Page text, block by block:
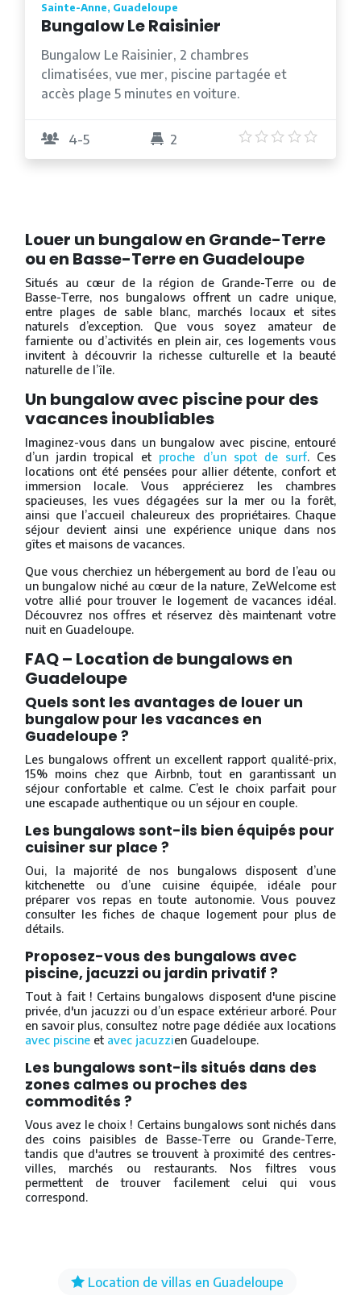
Sainte-Anne, Guadeloupe
Bungalow Le Raisinier
Bungalow Le Raisinier, 2 chambres
climatisées, vue mer, piscine partagée et
accès plage 5 minutes en voiture.
4-5 2
Louer un bungalow en Grande-Terre
ou en Basse-Terre en Guadeloupe
Situés au cœur de la région de Grande-Terre ou de
Basse-Terre, nos bungalows offrent un cadre unique,
entre plages de sable blanc, marchés locaux et sites
naturels d’exception. Que vous soyez amateur de
farniente ou d’activités en plein air, ces logements vous
invitent à découvrir la richesse culturelle et la beauté
naturelle de l’île.
Un bungalow avec piscine pour des
vacances inoubliables
Imaginez-vous dans un bungalow avec piscine, entouré
d’un jardin tropical et proche d’un spot de surf. Ces
locations ont été pensées pour allier détente, confort et
immersion locale. Vous apprécierez les chambres
spacieuses, les vues dégagées sur la mer ou la forêt,
ainsi que l’accueil chaleureux des propriétaires. Chaque
séjour devient ainsi une expérience unique dans nos
gîtes et maisons de vacances.
Que vous cherchiez un hébergement au bord de l’eau ou
un bungalow niché au cœur de la nature, ZeWelcome est
votre allié pour trouver le logement de vacances idéal.
Découvrez nos offres et réservez dès maintenant votre
nuit en Guadeloupe.
FAQ – Location de bungalows en
Guadeloupe
Quels sont les avantages de louer un
bungalow pour les vacances en
Guadeloupe ?
Les bungalows offrent un excellent rapport qualité-prix,
15% moins chez que Airbnb, tout en garantissant un
séjour confortable et calme. C’est le choix parfait pour
une escapade authentique ou un séjour en couple.
Les bungalows sont-ils bien équipés pour
cuisiner sur place ?
Oui, la majorité de nos bungalows disposent d’une
kitchenette ou d’une cuisine équipée, idéale pour
préparer vos repas en toute autonomie. Vous pouvez
consulter les fiches de chaque logement pour plus de
détails.
Proposez-vous des bungalows avec
piscine, jacuzzi ou jardin privatif ?
Tout à fait ! Certains bungalows disposent d'une piscine
privée, d'un jacuzzi ou d’un espace extérieur arboré. Pour
en savoir plus, consultez notre page dédiée aux locations
avec piscine et avec jacuzzien Guadeloupe.
Les bungalows sont-ils situés dans des
zones calmes ou proches des
commodités ?
Vous avez le choix ! Certains bungalows sont nichés dans
des coins paisibles de Basse-Terre ou Grande-Terre,
tandis que d'autres se trouvent à proximité des centres-
villes, marchés ou restaurants. Nos filtres vous
permettent de trouver facilement celui qui vous
correspond.
Location de villas en Guadeloupe